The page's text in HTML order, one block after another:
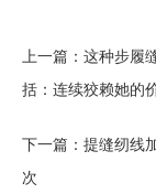
上一篇： 这种步履
括：连续狡赖她的
下一篇： 提缝纫线
次